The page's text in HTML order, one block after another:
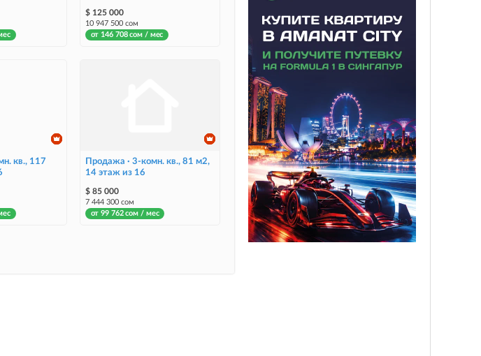
$ 125 000
10 947 500 сом
от 146 708 сом / мес
кв., 117
Продажа · 3-комн. кв., 81 м2,
14 этаж из 16
$ 85 000
7 444 300 сом
от 99 762 сом / мес